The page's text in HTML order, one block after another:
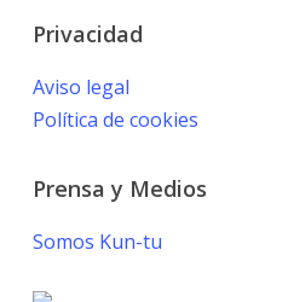
Privacidad
Aviso legal
Política de cookies
Prensa y Medios
Somos Kun-tu